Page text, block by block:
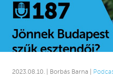
2023.08.10. | Borbás Barna |